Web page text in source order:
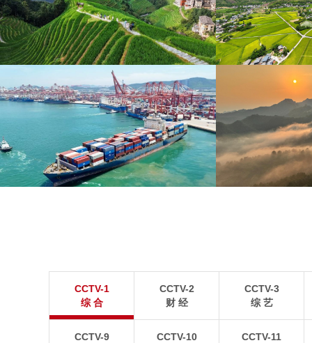
暑期出游 乐享美好时光
炎炎夏日，暑期旅游热度持续攀升。人们亲近山水，
重庆梁平：优质
8月6日，重庆梁平星
8月5日，“科伦坡”轮缓缓驶离山东港口青岛港前湾联
合集装箱码头。
8月6日，河北承德，
CCTV-1
综 合
CCTV-2
财 经
CCTV-3
综 艺
CCTV-9
CCTV-10
CCTV-11